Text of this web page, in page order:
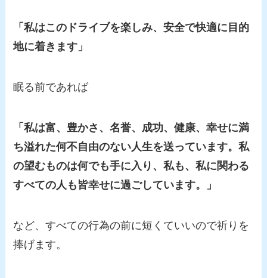
「私はこのドライブを楽しみ、安全で快適に目的
地に着きます」
眠る前であれば
「私は富、豊かさ、名誉、成功、健康、幸せに満
ち溢れた何不自由のない人生を送っています。私
の望むものは何でも手に入り、私も、私に関わる
すべての人も皆幸せに過ごしています。」
など、すべての行為の前に短くていいので祈りを
捧げます。